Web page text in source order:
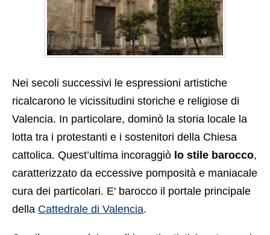
Nei secoli successivi le espressioni artistiche
ricalcarono le vicissitudini storiche e religiose di
Valencia. In particolare, dominò la storia locale la
lotta tra i protestanti e i sostenitori della Chiesa
cattolica. Quest’ultima incoraggiò lo stile barocco,
caratterizzato da eccessive pomposità e maniacale
cura dei particolari. E' barocco il portale principale
della Cattedrale di Valencia.